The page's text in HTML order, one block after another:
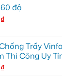
độ
₫
Trầy
Thi Công Uy
₫